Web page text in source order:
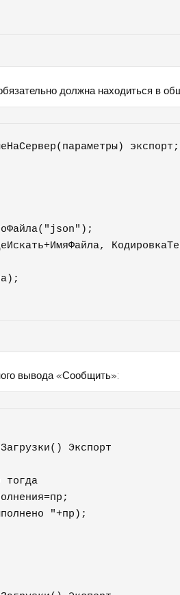
должна находиться в
экспорт;
вывода «Сообщить»:
Экспорт